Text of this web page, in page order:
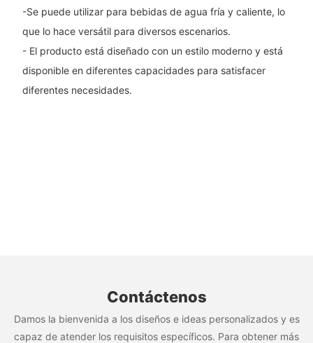
-Se puede utilizar para bebidas de agua fría y caliente, lo
que lo hace versátil para diversos escenarios.
- El producto está diseñado con un estilo moderno y está
disponible en diferentes capacidades para satisfacer
diferentes necesidades.
Contáctenos
Damos la bienvenida a los diseños e ideas personalizados y es
capaz de atender los requisitos específicos. Para obtener más